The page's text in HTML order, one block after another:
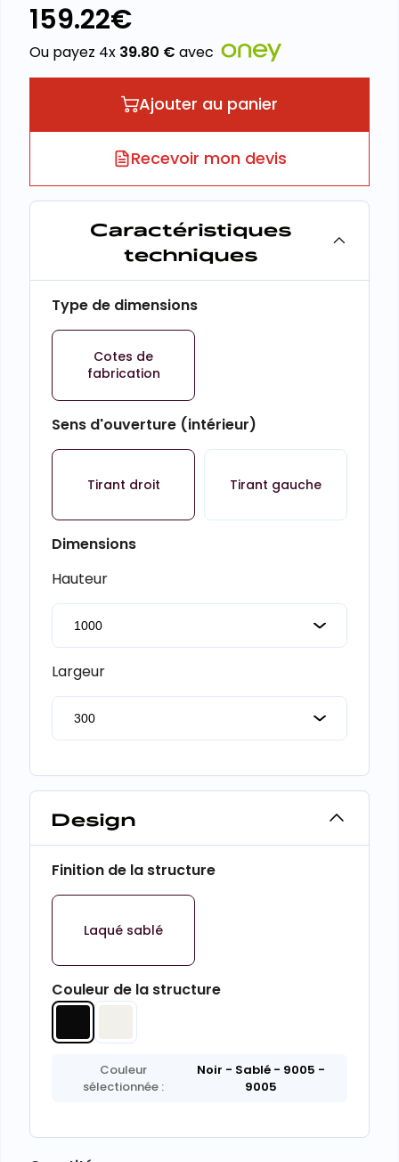
159.22€
Ou payez 4x 39.80 € avec
Ajouter au panier
Recevoir mon devis
Caractéristiques
techniques
Type de dimensions
Cotes de
fabrication
Sens d'ouverture (intérieur)
Tirant droit Tirant gauche
Dimensions
Hauteur
Largeur
Design
Finition de la structure
Laqué sablé
Couleur de la structure
Couleur
sélectionnée :
Noir - Sablé - 9005 -
9005